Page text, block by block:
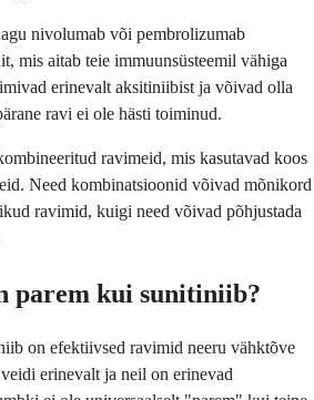
nivolumab või pembrolizumab
mis aitab teie immuunsüsteemil vähiga
erinevalt aksitiniibist ja võivad olla
ravi ei ole hästi toiminud.
ravimeid, mis kasutavad koos
Need kombinatsioonid võivad mõnikord
ravimid, kuigi need võivad põhjustada
parem kui sunitiniib?
on efektiivsed ravimid neeru vähktõve
erinevalt ja neil on erinevad